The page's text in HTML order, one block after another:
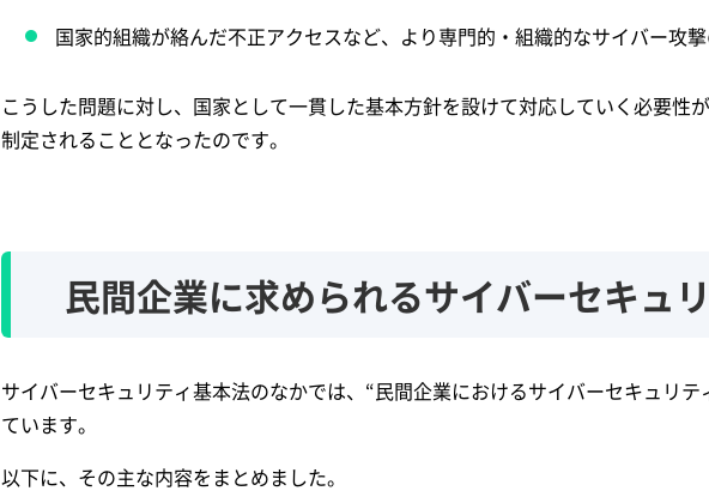
国家的組織が絡んだ不正アクセスなど、より専門的・組織的なサイバー攻
こうした問題に対し、国家として一貫した基本方針を設けて対応していく必要性が
制定されることとなったのです。
民間企業に求められるサイバーセキュ
サイバーセキュリティ基本法のなかでは、“民間企業におけるサイバーセキュリテ
ています。
以下に、その主な内容をまとめました。